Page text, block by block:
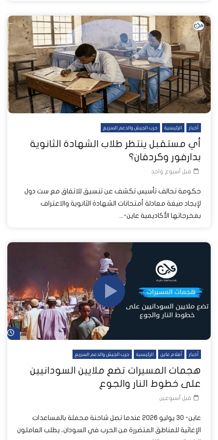
أخبار الرئيسية حرب الجيش والدعم السريع
أي مستقبل ينتظر طلاب الشهادة الثانوية
بدارفور وكردفان؟
قبل أسبوع واحد
حكومة تحالف تأسيس تكشف عن تنسيق للاتفاق مع ست دول
لإيجاد صيغة معادلة أمتحانات الشهادة الثانوية والاعتراف
بمخرجاتها الأكاديمية عاين-...
أخبار أفلام عاين الرئيسية حرب الجيش والدعم السريع
هجمات المسيرات تضع ملايين السودانيين
على خطوط النار والجوع
قبل أسبوعين
عاين- 30 يوليو 2026 عندما تصل شاحنة محملة بالمساعدات
الإغاثية للمناطق المتضررة من الحرب في السودان، يطلب العاملون